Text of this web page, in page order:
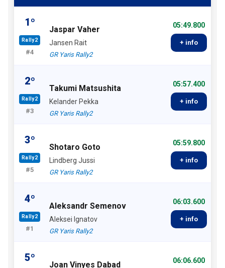
1º
Rally2
#4
Jaspar Vaher
Jansen Rait
GR Yaris Rally2
05:49.800
+ info
2º
Rally2
#3
Takumi Matsushita
Kelander Pekka
GR Yaris Rally2
05:57.400
+ info
3º
Rally2
#5
Shotaro Goto
Lindberg Jussi
GR Yaris Rally2
05:59.800
+ info
4º
Rally2
#1
Aleksandr Semenov
Aleksei Ignatov
GR Yaris Rally2
06:03.600
+ info
5º
Joan Vinyes Dabad 06:06.600